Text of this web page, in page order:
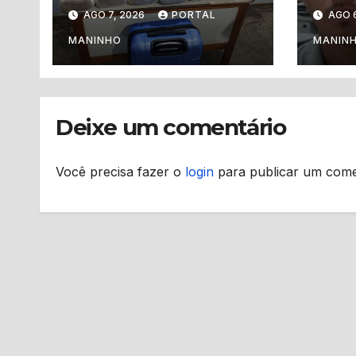
drogas, mas acaba
levando a polícia
até ponto de tráfico
AGO 7, 2026 PORTAL
MANINHO
de
AGO
Deixe um comentário
Você precisa fazer o login para publicar um